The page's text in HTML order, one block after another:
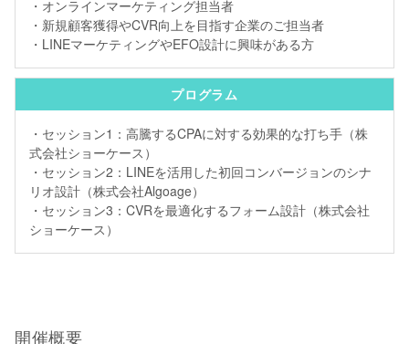
・オンラインマーケティング担当者
・新規顧客獲得やCVR向上を目指す企業のご担当者
・LINEマーケティングやEFO設計に興味がある方
プログラム
・セッション1：高騰するCPAに対する効果的な打ち手（株
式会社ショーケース）
・セッション2：LINEを活用した初回コンバージョンのシナ
リオ設計（株式会社Algoage）
・セッション3：CVRを最適化するフォーム設計（株式会社
ショーケース）
開催概要